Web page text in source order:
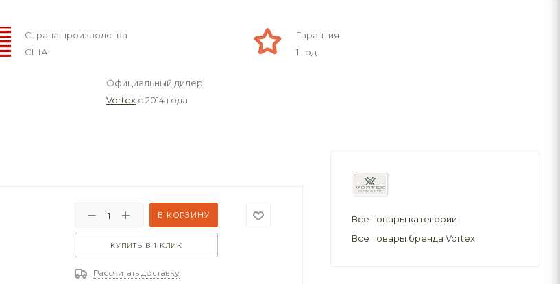
Страна производства
США
Гарантия
1 год
Официальный дилер
Vortex с 2014 года
В КОРЗИНУ
КУПИТЬ В 1 КЛИК
Рассчитать доставку
Все товары категории
Все товары бренда Vortex